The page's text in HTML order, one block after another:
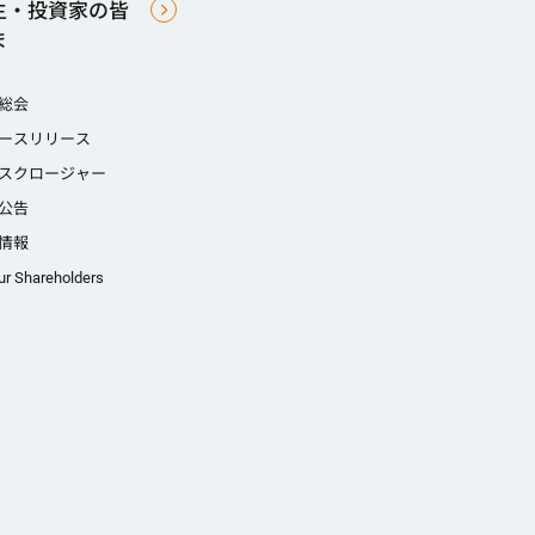
・投資家の皆
会
スリリース
クロージャー
告
報
Shareholders